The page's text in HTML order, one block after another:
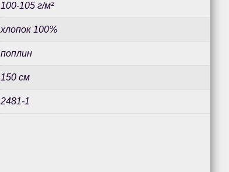
100-105 г/м²
хлопок 100%
поплин
150 см
2481-1